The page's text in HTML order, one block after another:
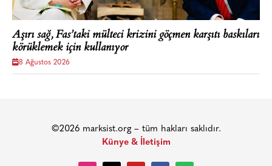
Aşırı sağ, Fas’taki mülteci krizini göçmen karşıtı baskıları
körüklemek için kullanıyor
8 Ağustos 2026
©2026 marksist.org – tüm hakları saklıdır.
Künye & İletişim